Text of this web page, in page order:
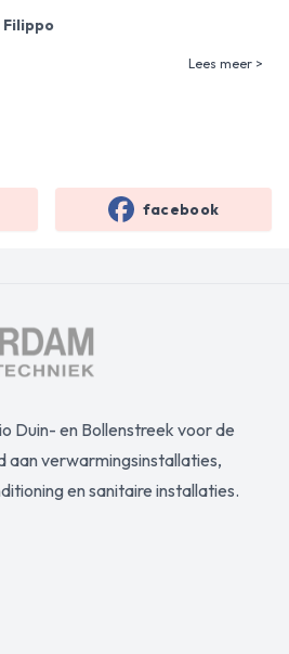
Lees meer >
facebook
Duin- en Bollenstreek voor de
aan verwarmingsinstallaties,
en sanitaire installaties.